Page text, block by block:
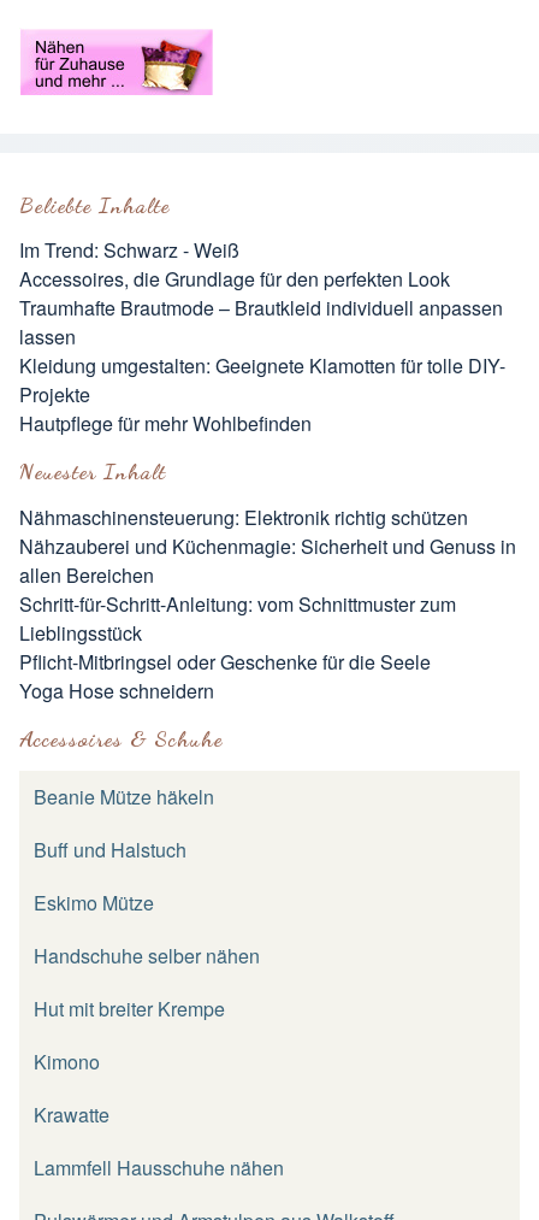
Beliebte Inhalte
Im Trend: Schwarz - Weiß
Accessoires, die Grundlage für den perfekten Look
Traumhafte Brautmode – Brautkleid individuell anpassen
lassen
Kleidung umgestalten: Geeignete Klamotten für tolle DIY-
Projekte
Hautpflege für mehr Wohlbefinden
Neuester Inhalt
Nähmaschinensteuerung: Elektronik richtig schützen
Nähzauberei und Küchenmagie: Sicherheit und Genuss in
allen Bereichen
Schritt-für-Schritt-Anleitung: vom Schnittmuster zum
Lieblingsstück
Pflicht-Mitbringsel oder Geschenke für die Seele
Yoga Hose schneidern
Accessoires & Schuhe
Beanie Mütze häkeln
Buff und Halstuch
Eskimo Mütze
Handschuhe selber nähen
Hut mit breiter Krempe
Kimono
Krawatte
Lammfell Hausschuhe nähen